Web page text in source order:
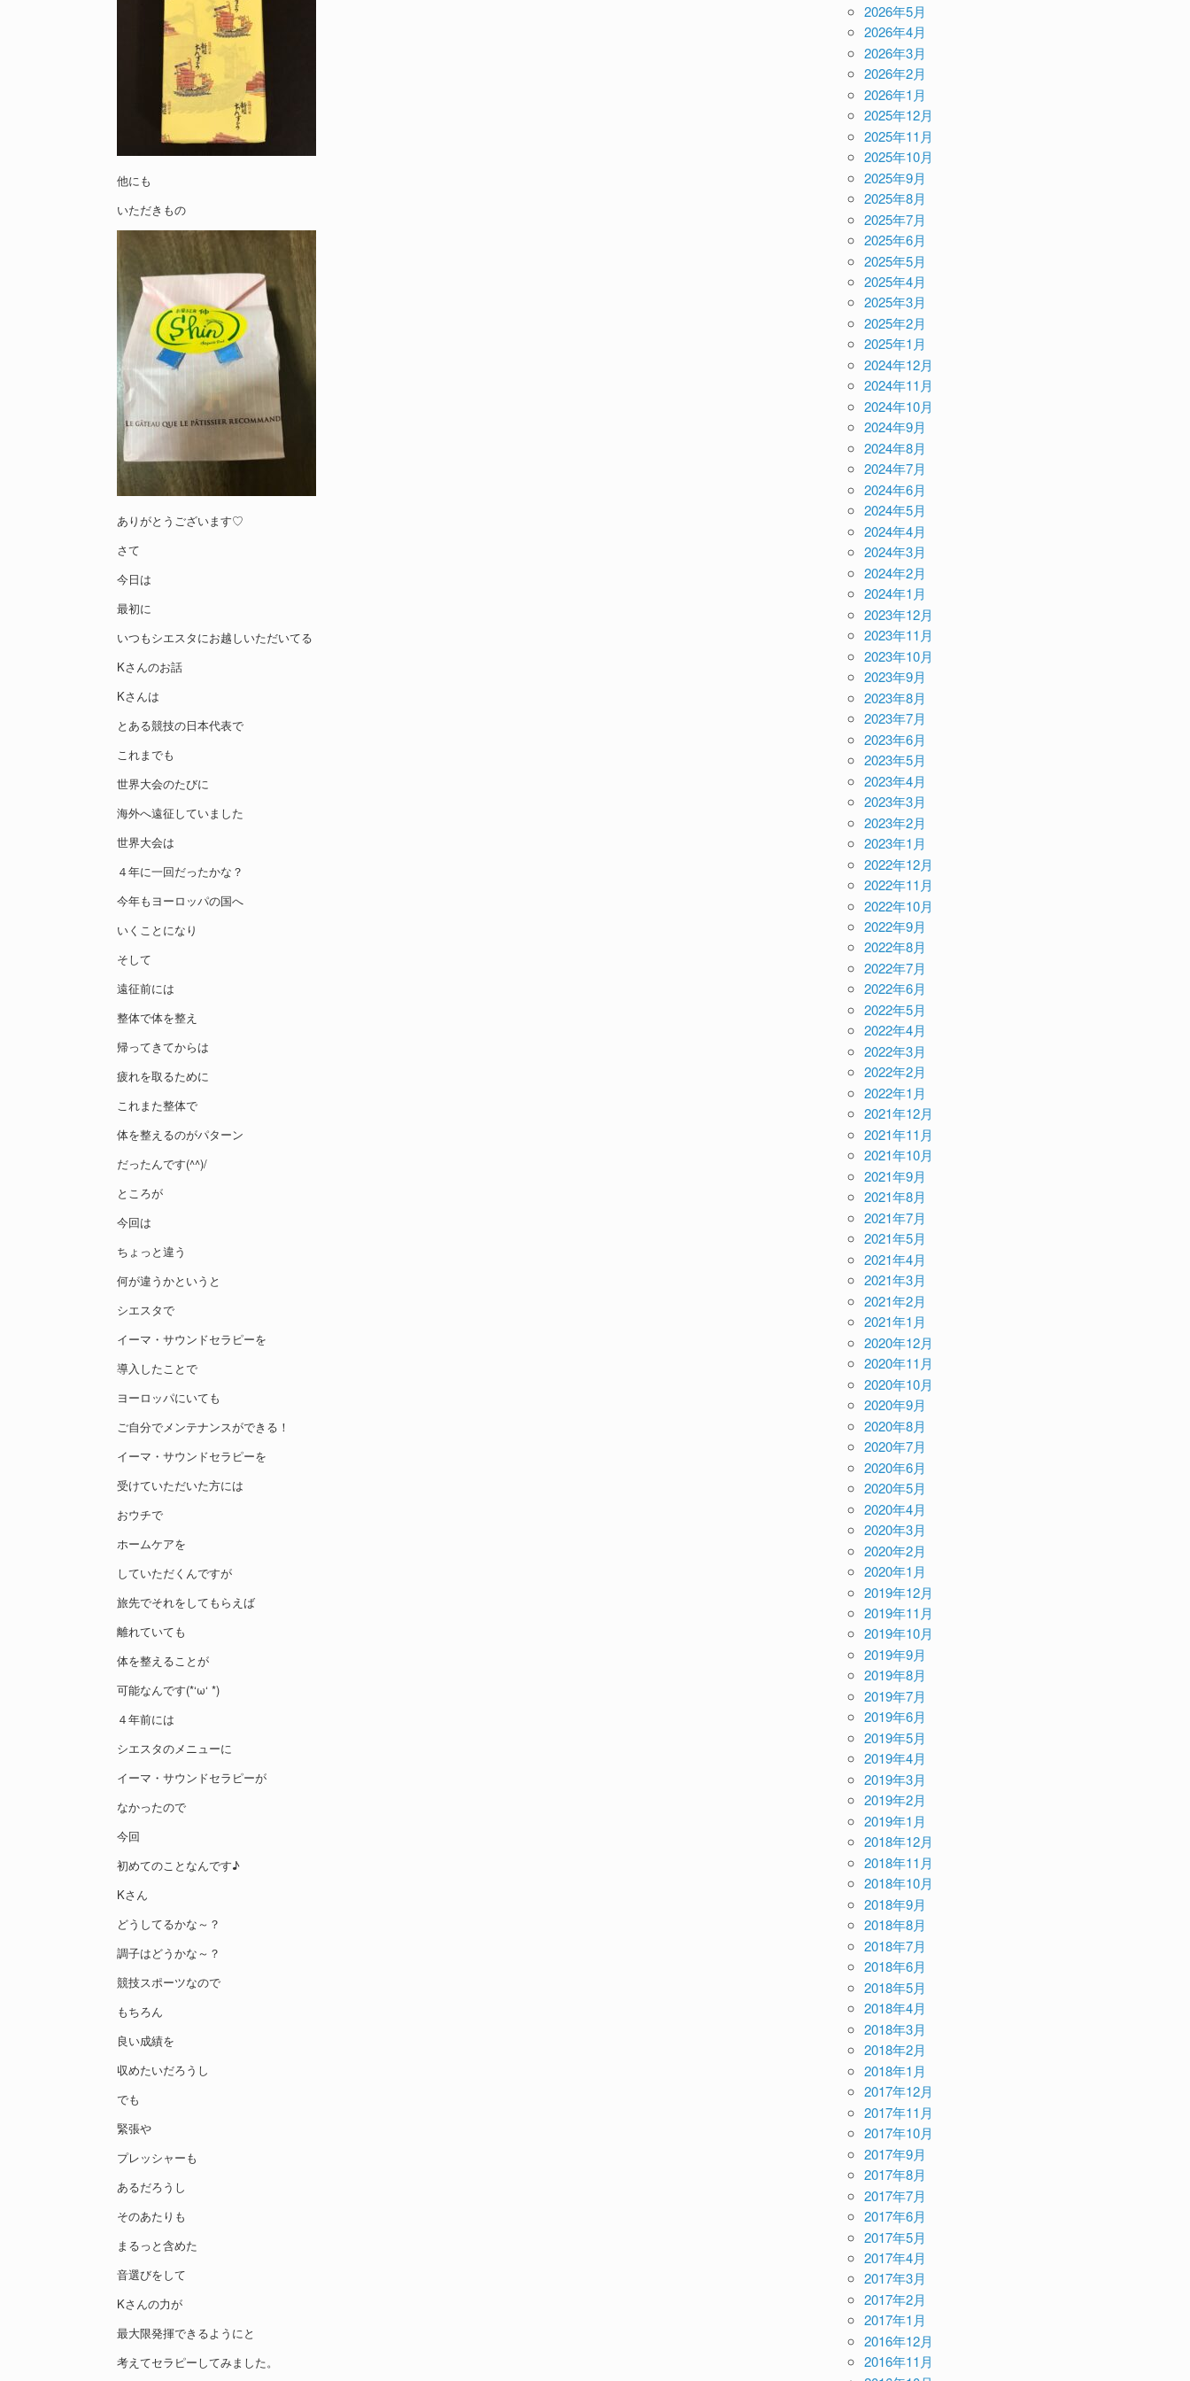
他にも
いただきもの
ありがとうございます♡
さて
今日は
最初に
いつもシエスタにお越しいただいてる
Kさんのお話
Kさんは
とある競技の日本代表で
これまでも
世界大会のたびに
海外へ遠征していました
世界大会は
４年に一回だったかな？
今年もヨーロッパの国へ
いくことになり
そして
遠征前には
整体で体を整え
帰ってきてからは
疲れを取るために
これまた整体で
体を整えるのがパターン
だったんです(^^)/
ところが
今回は
ちょっと違う
何が違うかというと
シエスタで
イーマ・サウンドセラピーを
導入したことで
ヨーロッパにいても
ご自分でメンテナンスができる！
イーマ・サウンドセラピーを
受けていただいた方には
おウチで
ホームケアを
していただくんですが
旅先でそれをしてもらえば
離れていても
体を整えることが
可能なんです(*‘ω‘ *)
４年前には
シエスタのメニューに
イーマ・サウンドセラピーが
なかったので
今回
初めてのことなんです♪
Kさん
どうしてるかな～？
調子はどうかな～？
競技スポーツなので
もちろん
良い成績を
収めたいだろうし
でも
緊張や
プレッシャーも
あるだろうし
そのあたりも
まるっと含めた
音選びをして
Kさんの力が
最大限発揮できるようにと
考えてセラピーしてみました。
2026年5月
2026年4月
2026年3月
2026年2月
2026年1月
2025年12月
2025年11月
2025年10月
2025年9月
2025年8月
2025年7月
2025年6月
2025年5月
2025年4月
2025年3月
2025年2月
2025年1月
2024年12月
2024年11月
2024年10月
2024年9月
2024年8月
2024年7月
2024年6月
2024年5月
2024年4月
2024年3月
2024年2月
2024年1月
2023年12月
2023年11月
2023年10月
2023年9月
2023年8月
2023年7月
2023年6月
2023年5月
2023年4月
2023年3月
2023年2月
2023年1月
2022年12月
2022年11月
2022年10月
2022年9月
2022年8月
2022年7月
2022年6月
2022年5月
2022年4月
2022年3月
2022年2月
2022年1月
2021年12月
2021年11月
2021年10月
2021年9月
2021年8月
2021年7月
2021年5月
2021年4月
2021年3月
2021年2月
2021年1月
2020年12月
2020年11月
2020年10月
2020年9月
2020年8月
2020年7月
2020年6月
2020年5月
2020年4月
2020年3月
2020年2月
2020年1月
2019年12月
2019年11月
2019年10月
2019年9月
2019年8月
2019年7月
2019年6月
2019年5月
2019年4月
2019年3月
2019年2月
2019年1月
2018年12月
2018年11月
2018年10月
2018年9月
2018年8月
2018年7月
2018年6月
2018年5月
2018年4月
2018年3月
2018年2月
2018年1月
2017年12月
2017年11月
2017年10月
2017年9月
2017年8月
2017年7月
2017年6月
2017年5月
2017年4月
2017年3月
2017年2月
2017年1月
2016年12月
2016年11月